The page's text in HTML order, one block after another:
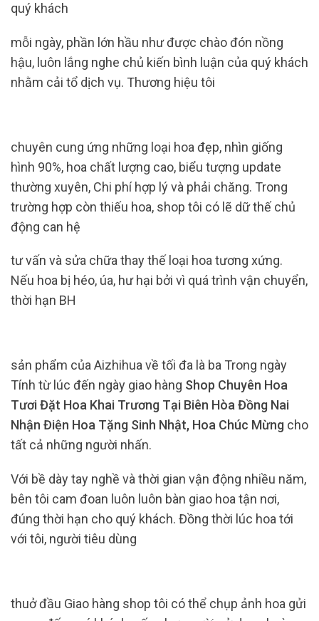
quý khách
mỗi ngày, phần lớn hầu như được chào đón nồng
hậu, luôn lắng nghe chủ kiến ​​bình luận của quý khách
nhằm cải tổ dịch vụ. Thương hiệu tôi
chuyên cung ứng những loại hoa đẹp, nhìn giống
hình 90%, hoa chất lượng cao, biểu tượng update
thường xuyên, Chi phí hợp lý và phải chăng. Trong
trường hợp còn thiếu hoa, shop tôi có lẽ dữ thế chủ
động can hệ
tư vấn và sửa chữa thay thế loại hoa tương xứng.
Nếu hoa bị héo, úa, hư hại bởi vì quá trình vận chuyển,
thời hạn BH
sản phẩm của Aizhihua về tối đa là ba Trong ngày
Tính từ lúc đến ngày giao hàng Shop Chuyên Hoa
Tươi Đặt Hoa Khai Trương Tại Biên Hòa Đồng Nai
Nhận Điện Hoa Tặng Sinh Nhật, Hoa Chúc Mừng cho
tất cả những người nhấn.
Với bề dày tay nghề và thời gian vận động nhiều năm,
bên tôi cam đoan luôn luôn bàn giao hoa tận nơi,
đúng thời hạn cho quý khách. Đồng thời lúc hoa tới
với tôi, người tiêu dùng
thuở đầu Giao hàng shop tôi có thể chụp ảnh hoa gửi